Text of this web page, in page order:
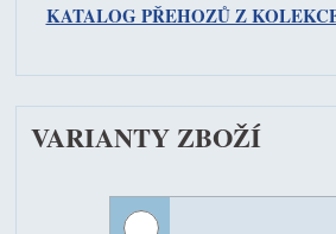
KATALOG PŘEHOZŮ Z
VARIANTY ZBOŽÍ